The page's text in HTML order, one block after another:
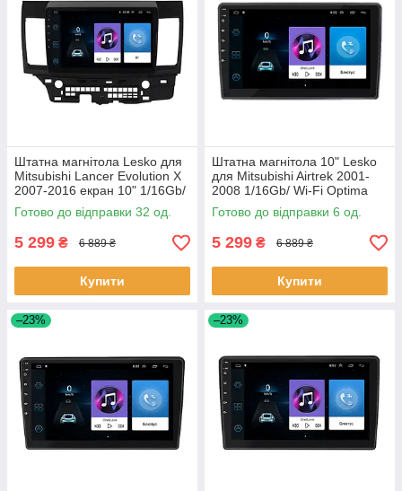
Штатна магнітола Lesko для
Mitsubishi Lancer Evolution X
2007-2016 екран 10" 1/16Gb/
Wi-Fi Optima GPS An 32 шт.
Готово до відправки 32 од.
5 299 ₴ 6 889 ₴
Купити
Штатна магнітола 10" Lesko
для Mitsubishi Airtrek 2001-
2008 1/16Gb/ Wi-Fi Optima
Міцубісі 6 шт.
Готово до відправки 6 од.
5 299 ₴ 6 889 ₴
Купити
–23% –23%